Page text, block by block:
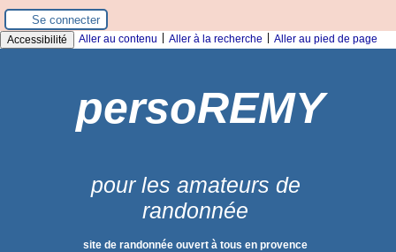
Panneau de gestion des cookies
Se connecter
Accessibilité Aller au contenu Aller à la recherche Aller au pied de page
persoREMY
pour les amateurs de
randonnée
site de randonnée ouvert à tous en provence